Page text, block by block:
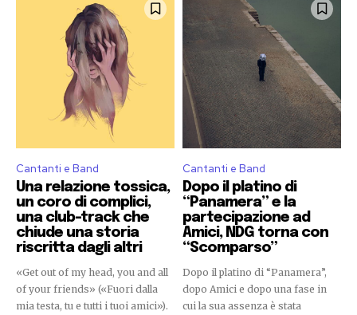
Cantanti e Band
Una relazione tossica,
un coro di complici,
una club-track che
chiude una storia
riscritta dagli altri
«Get out of my head, you and all
of your friends» («Fuori dalla
mia testa, tu e tutti i tuoi amici»).
Cantanti e Band
Dopo il platino di
“Panamera” e la
partecipazione ad
Amici, NDG torna con
“Scomparso”
Dopo il platino di “Panamera”,
dopo Amici e dopo una fase in
cui la sua assenza è stata